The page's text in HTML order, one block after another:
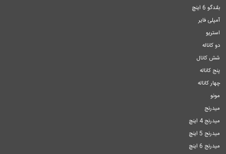
بلندگو 6 اینچ
آمپلی فایر
استریو
دو کاناله
شش کانال
پنج کاناله
چهار کاناله
مونو
میدرنج
میدرنج 4 اینچ
میدرنج 5 اینچ
میدرنج 6 اینچ